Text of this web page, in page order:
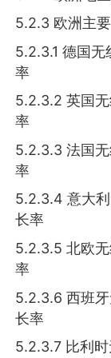
5.2.3 欧洲主
5.2.3.1 德国
率
5.2.3.2 英国
率
5.2.3.3 法国
率
5.2.3.4 意大
长率
5.2.3.5 北欧
率
5.2.3.6 西班
长率
5.2.3.7 比利